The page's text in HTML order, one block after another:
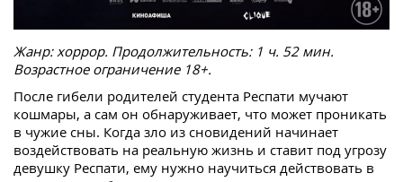
Жанр: хоррор. Продолжительность: 1 ч. 52 мин.
Возрастное ограничение 18+.
После гибели родителей студента Респати мучают
кошмары, а сам он обнаруживает, что может проникать
в чужие сны. Когда зло из сновидений начинает
воздействовать на реальную жизнь и ставит под угрозу
девушку Респати, ему нужно научиться действовать в